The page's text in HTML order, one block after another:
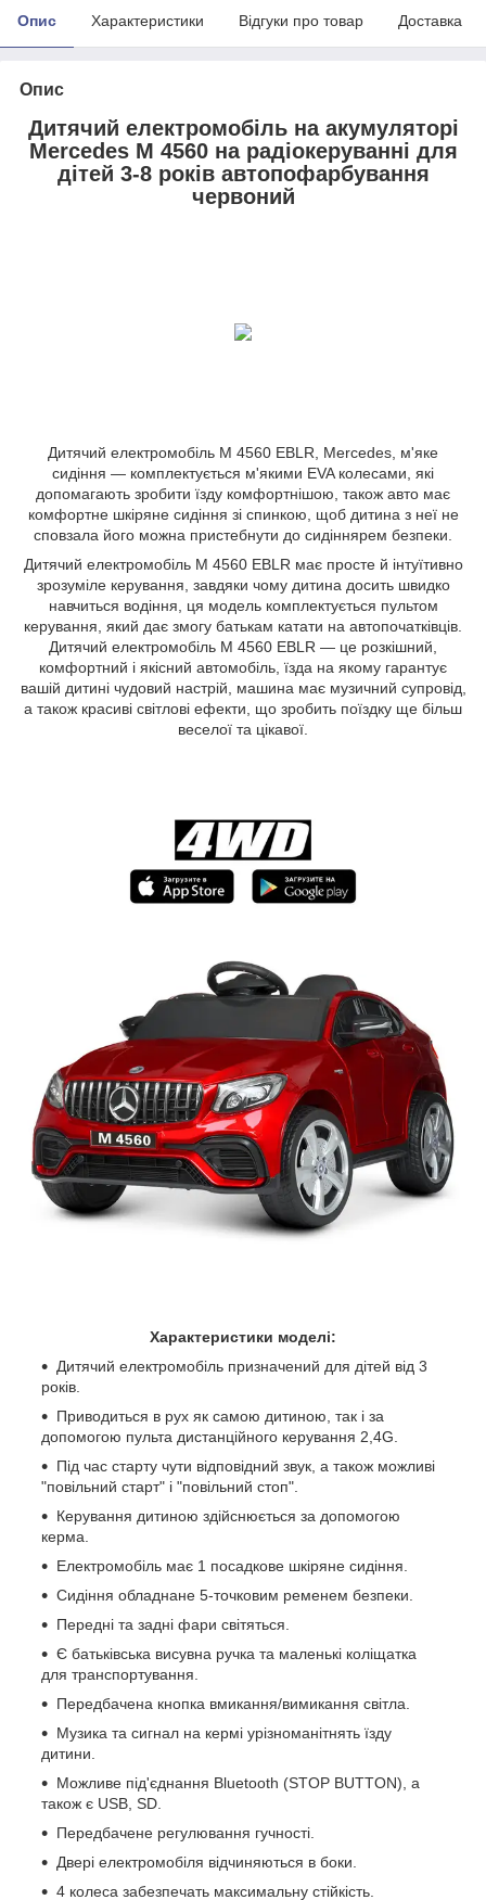
Опис Характеристики Відгуки про товар Доставка
Опис
Дитячий електромобіль на акумуляторі
Mercedes M 4560 на радіокеруванні для
дітей 3-8 років автопофарбування
червоний
Дитячий електромобіль M 4560 EBLR, Mercedes, м'яке
сидіння — комплектується м'якими EVA колесами, які
допомагають зробити їзду комфортнішою, також авто має
комфортне шкіряне сидіння зі спинкою, щоб дитина з неї не
сповзала його можна пристебнути до сидіннярем безпеки.
Дитячий електромобіль M 4560 EBLR має просте й інтуїтивно
зрозуміле керування, завдяки чому дитина досить швидко
навчиться водіння, ця модель комплектується пультом
керування, який дає змогу батькам катати на автопочатківців.
Дитячий електромобіль M 4560 EBLR — це розкішний,
комфортний і якісний автомобіль, їзда на якому гарантує
вашій дитині чудовий настрій, машина має музичний супровід,
а також красиві світлові ефекти, що зробить поїздку ще більш
веселої та цікавої.
Характеристики моделі:
Дитячий електромобіль призначений для дітей від 3
років.
Приводиться в рух як самою дитиною, так і за
допомогою пульта дистанційного керування 2,4G.
Під час старту чути відповідний звук, а також можливі
"повільний старт" і "повільний стоп".
Керування дитиною здійснюється за допомогою
керма.
Електромобіль має 1 посадкове шкіряне сидіння.
Сидіння обладнане 5-точковим ременем безпеки.
Передні та задні фари світяться.
Є батьківська висувна ручка та маленькі коліщатка
для транспортування.
Передбачена кнопка вмикання/вимикання світла.
Музика та сигнал на кермі урізноманітнять їзду
дитини.
Можливе під'єднання Bluetooth (STOP BUTTON), а
також є USB, SD.
Передбачене регулювання гучності.
Двері електромобіля відчиняються в боки.
4 колеса забезпечать максимальну стійкість.